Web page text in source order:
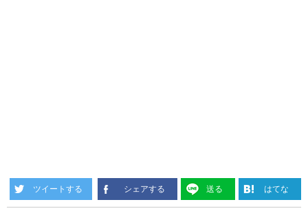
ツイートする シェアする 送る はてな